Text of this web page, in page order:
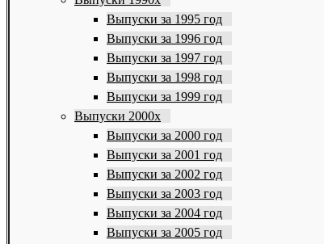
Выпуски за 1995 год
Выпуски за 1996 год
Выпуски за 1997 год
Выпуски за 1998 год
Выпуски за 1999 год
Выпуски 2000х
Выпуски за 2000 год
Выпуски за 2001 год
Выпуски за 2002 год
Выпуски за 2003 год
Выпуски за 2004 год
Выпуски за 2005 год